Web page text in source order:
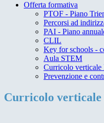
Offerta formativa
PTOF - Piano
Percorsi ad
PAI - Piano
CLIL
Key for schools -
Aula STEM
Curricolo verticale
Prevenzione e
Curricolo verticale